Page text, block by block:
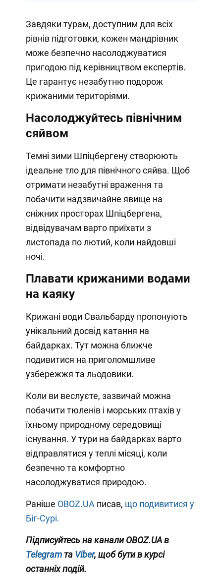
Завдяки турам, доступним для всіх
рівнів підготовки, кожен мандрівник
може безпечно насолоджуватися
пригодою під керівництвом експертів.
Це гарантує незабутню подорож
крижаними територіями.
Насолоджуйтесь північним
сяйвом
Темні зими Шпіцбергену створюють
ідеальне тло для північного сяйва. Щоб
отримати незабутні враження та
побачити надзвичайне явище на
сніжних просторах Шпіцбергена,
відвідувачам варто приїхати з
листопада по лютий, коли найдовші
ночі.
Плавати крижаними водами
на каяку
Крижані води Свальбарду пропонують
унікальний досвід катання на
байдарках. Тут можна ближче
подивитися на приголомшливе
узбережжя та льодовики.
Коли ви веслуєте, зазвичай можна
побачити тюленів і морських птахів у
їхньому природному середовищі
існування. У тури на байдарках варто
відправлятися у теплі місяці, коли
безпечно та комфортно
насолоджуватися природою.
Раніше OBOZ.UA писав, що подивитися у
Біг-Сурі.
Підписуйтесь на канали OBOZ.UA в
Telegram та Viber, щоб бути в курсі
останніх подій.